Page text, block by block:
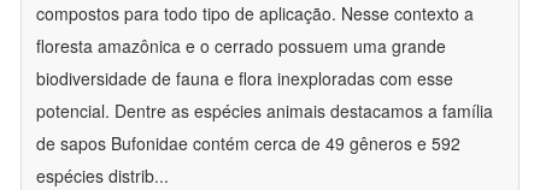
compostos para todo tipo de aplicação. Nesse contexto a
floresta amazônica e o cerrado possuem uma grande
biodiversidade de fauna e flora inexploradas com esse
potencial. Dentre as espécies animais destacamos a família
de sapos Bufonidae contém cerca de 49 gêneros e 592
espécies distrib...